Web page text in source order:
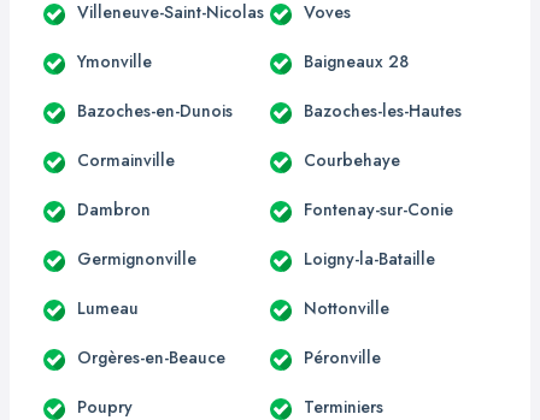
Villeneuve-Saint-Nicolas Voves
Ymonville Baigneaux 28
Bazoches-en-Dunois Bazoches-les-Hautes
Cormainville Courbehaye
Dambron Fontenay-sur-Conie
Germignonville Loigny-la-Bataille
Lumeau Nottonville
Orgères-en-Beauce Péronville
Poupry Terminiers